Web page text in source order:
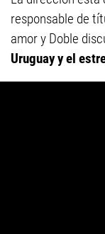
responsable de
amor y Doble
Uruguay y el